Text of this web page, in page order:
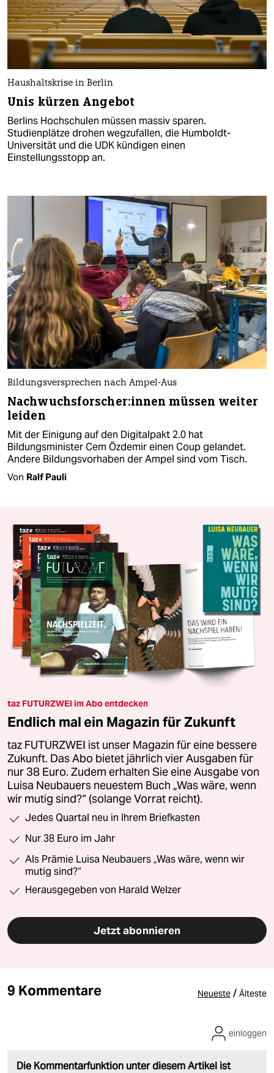
Haushaltskrise in Berlin
Unis kürzen Angebot
Berlins Hochschulen müssen massiv sparen.
Studienplätze drohen wegzufallen, die Humboldt-
Universität und die UDK kündigen einen
Einstellungsstopp an.
Bildungsversprechen nach Ampel-Aus
Nach­wuchs­for­sche­r:in­nen müssen weiter
leiden
Mit der Einigung auf den Digitalpakt 2.0 hat
Bildungsminister Cem Özdemir einen Coup gelandet.
Andere Bildungsvorhaben der Ampel sind vom Tisch.
Von Ralf Pauli
taz FUTURZWEI im Abo entdecken
Endlich mal ein Magazin für Zukunft
taz FUTURZWEI ist unser Magazin für eine bessere
Zukunft. Das Abo bietet jährlich vier Ausgaben für
nur 38 Euro. Zudem erhalten Sie eine Ausgabe von
Luisa Neubauers neuestem Buch „Was wäre, wenn
wir mutig sind?“ (solange Vorrat reicht).
Jedes Quartal neu in Ihrem Briefkasten
Nur 38 Euro im Jahr
Als Prämie Luisa Neubauers „Was wäre, wenn wir
mutig sind?“
Herausgegeben von Harald Welzer
Jetzt abonnieren
9 Kommentare Neueste / Älteste
Die Kommentarfunktion unter diesem Artikel ist
einloggen